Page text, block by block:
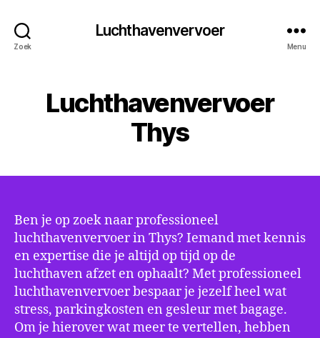
Zoek
Luchthavenvervoer
Menu
Luchthavenvervoer
Thys
Ben je op zoek naar professioneel
luchthavenvervoer in Thys? Iemand met kennis
en expertise die je altijd op tijd op de
luchthaven afzet en ophaalt? Met professioneel
luchthavenvervoer bespaar je jezelf heel wat
stress, parkingkosten en gesleur met bagage.
Om je hierover wat meer te vertellen, hebben